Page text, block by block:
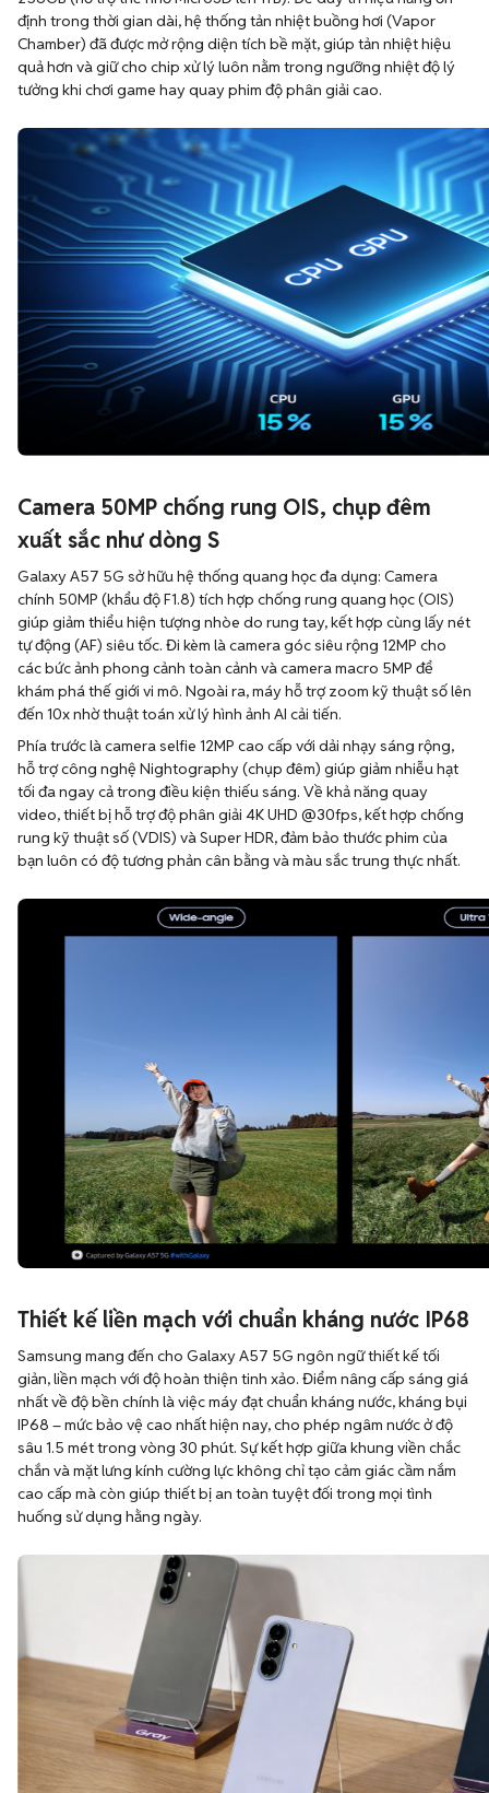
định trong thời gian dài, hệ thống tản nhiệt buồng hơi (Vapor
Chamber) đã được mở rộng diện tích bề mặt, giúp tản nhiệt hiệu
quả hơn và giữ cho chip xử lý luôn nằm trong ngưỡng nhiệt độ lý
tưởng khi chơi game hay quay phim độ phân giải cao.
Camera 50MP chống rung OIS, chụp đêm
xuất sắc như dòng S
Galaxy A57 5G sở hữu hệ thống quang học đa dụng: Camera
chính 50MP (khẩu độ F1.8) tích hợp chống rung quang học (OIS)
giúp giảm thiểu hiện tượng nhòe do rung tay, kết hợp cùng lấy nét
tự động (AF) siêu tốc. Đi kèm là camera góc siêu rộng 12MP cho
các bức ảnh phong cảnh toàn cảnh và camera macro 5MP để
khám phá thế giới vi mô. Ngoài ra, máy hỗ trợ zoom kỹ thuật số lên
đến 10x nhờ thuật toán xử lý hình ảnh AI cải tiến.
Phía trước là camera selfie 12MP cao cấp với dải nhạy sáng rộng,
hỗ trợ công nghệ Nightography (chụp đêm) giúp giảm nhiễu hạt
tối đa ngay cả trong điều kiện thiếu sáng. Về khả năng quay
video, thiết bị hỗ trợ độ phân giải 4K UHD @30fps, kết hợp chống
rung kỹ thuật số (VDIS) và Super HDR, đảm bảo thước phim của
bạn luôn có độ tương phản cân bằng và màu sắc trung thực nhất.
Thiết kế liền mạch với chuẩn kháng nước IP68
Samsung mang đến cho Galaxy A57 5G ngôn ngữ thiết kế tối
giản, liền mạch với độ hoàn thiện tinh xảo. Điểm nâng cấp sáng giá
nhất về độ bền chính là việc máy đạt chuẩn kháng nước, kháng bụi
IP68 – mức bảo vệ cao nhất hiện nay, cho phép ngâm nước ở độ
sâu 1.5 mét trong vòng 30 phút. Sự kết hợp giữa khung viền chắc
chắn và mặt lưng kính cường lực không chỉ tạo cảm giác cầm nắm
cao cấp mà còn giúp thiết bị an toàn tuyệt đối trong mọi tình
huống sử dụng hằng ngày.